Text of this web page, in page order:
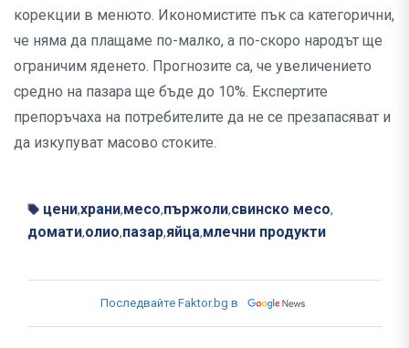
корекции в менюто. Икономистите пък са категорични,
че няма да плащаме по-малко, а по-скоро народът ще
ограничим яденето. Прогнозите са, че увеличението
средно на пазара ще бъде до 10%. Експертите
препоръчаха на потребителите да не се презапасяват и
да изкупуват масово стоките.
цени,храни,месо,пържоли,свинско месо,
домати,олио,пазар,яйца,млечни продукти
Последвайте Faktor.bg в